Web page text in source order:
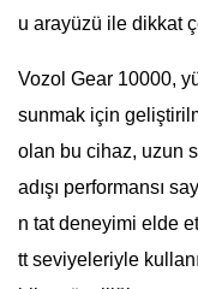
u arayüzü ile dikkat
Vozol Gear 10000,
sunmak için
olan bu cihaz, uzun
adışı performansı
n tat deneyimi elde
tt seviyeleriyle